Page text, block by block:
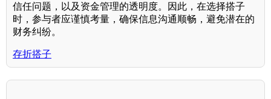
信任问题，以及资金管理的透明度。因此，在选择搭子
时，参与者应谨慎考量，确保信息沟通顺畅，避免潜在的
财务纠纷。
存折搭子